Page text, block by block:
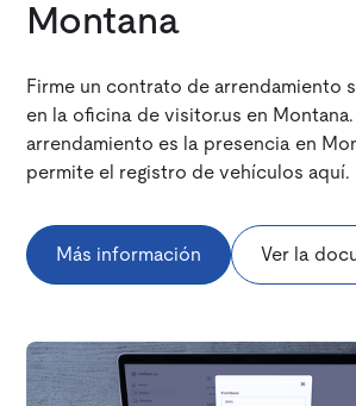
Montana
Firme un contrato de arrendamiento
en la oficina de visitor.us en
arrendamiento es la presencia en
permite el registro de vehículos aquí.
Más información Ver la